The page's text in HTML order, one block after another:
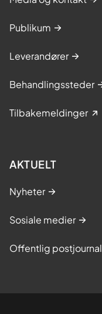
Publikum
Leverandører
Behandlingssteder
Tilbakemeldinger
AKTUELT
Nyheter
Sosiale medier
Offentlig postjournal